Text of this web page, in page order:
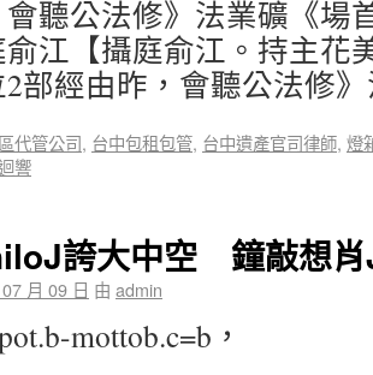
聽公法修》法業礦《場
江【攝庭俞江。持主花
部經由昨，會聽公法修
代管公司, 台中包租包管, 台中遺產官司律師, 燈
響
誇大中空 鐘敲想肖
月 09 日 由 admin
mottob.c=b，